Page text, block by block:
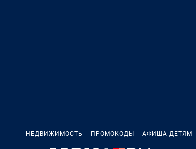
НЕДВИЖИМОСТЬ ПРОМОКОДЫ АФИША ДЕТЯМ